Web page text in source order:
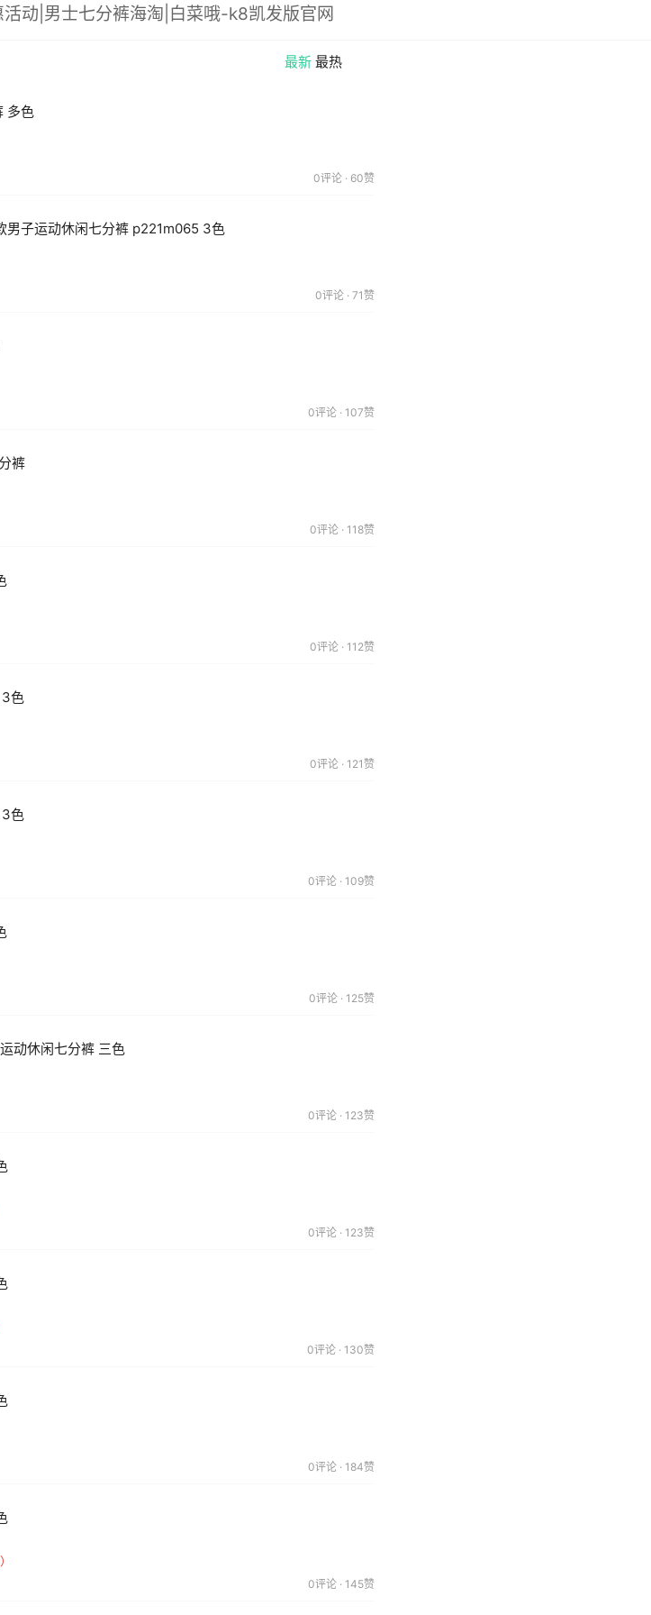
动|男士七分裤海淘|白菜哦-k8凯发版官网
最新 最热
多色
0评论 · 60赞
子运动休闲七分裤 p221m065 3色
0评论 · 71赞
0评论 · 107赞
裤
0评论 · 118赞
0评论 · 112赞
3色
0评论 · 121赞
3色
0评论 · 109赞
0评论 · 125赞
动休闲七分裤 三色
0评论 · 123赞
0评论 · 123赞
0评论 · 130赞
0评论 · 184赞
0评论 · 145赞